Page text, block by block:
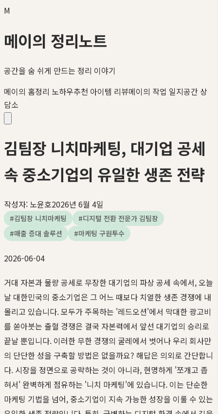
M
메이의 정리노트
공간을 숨 쉬게 만드는 정리 이야기
메이의 홈정리 노하우추천 아이템 리뷰메이의 작업 일지공간 상
담소
김팀장 니치마케팅, 대기업 공세
속 중소기업의 유일한 생존 전략
작성자: 노윤호2026년 6월 4일
#김팀장 니치마케팅 #디지털 전환 전문가 김팀장
#매출 증대 솔루션 #마케팅 구원투수
2026-06-04
거대 자본과 물량 공세로 무장한 대기업의 파상 공세 속에서, 오늘
날 대한민국의 중소기업은 그 어느 때보다 치열한 생존 경쟁에 내
몰리고 있습니다. 모두가 주목하는 '레드오션'에서 막대한 광고비
를 쏟아붓는 출혈 경쟁은 결국 자본력에서 앞선 대기업의 승리로
끝날 뿐입니다. 이러한 무한 경쟁의 굴레에서 벗어나 우리 회사만
의 단단한 성을 구축할 방법은 없을까요? 해답은 의외로 간단합니
다. 시장을 정면으로 공략하는 것이 아니라, 현명하게 '쪼개고 좁
혀서' 완벽하게 점유하는 '니치 마케팅'에 있습니다. 이는 단순한
마케팅 기법을 넘어, 중소기업이 지속 가능한 성장을 이룰 수 있는